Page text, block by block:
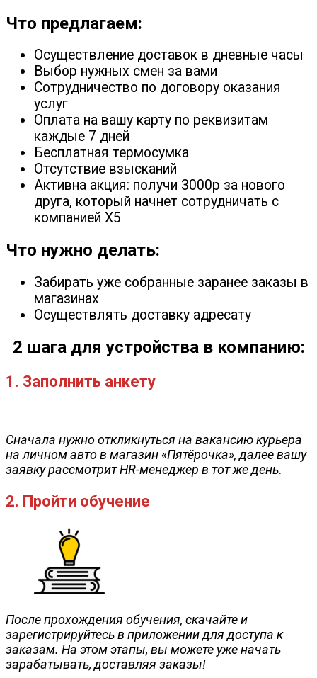
Что предлагаем:
Осуществление доставок в дневные часы
Выбор нужных смен за вами
Сотрудничество по договору оказания
услуг
Оплата на вашу карту по реквизитам
каждые 7 дней
Бесплатная термосумка
Отсутствие взысканий
Активна акция: получи 3000р за нового
друга, который начнет сотрудничать с
компанией X5
Что нужно делать:
Забирать уже собранные заранее заказы в
магазинах
Осуществлять доставку адресату
2 шага для устройства в компанию:
1. Заполнить анкету
Сначала нужно откликнуться на вакансию курьера
на личном авто в магазин «Пятёрочка», далее вашу
заявку рассмотрит HR-менеджер в тот же день.
2. Пройти обучение
После прохождения обучения, скачайте и
зарегистрируйтесь в приложении для доступа к
заказам. На этом этапы, вы можете уже начать
зарабатывать, доставляя заказы!